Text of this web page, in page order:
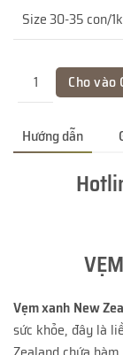
Hướng dẫn
Vẹm xanh New
sức khỏe, đây là